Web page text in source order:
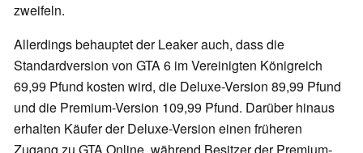
zweifeln.
Allerdings behauptet der Leaker auch, dass die
Standardversion von GTA 6 im Vereinigten Königreich
69,99 Pfund kosten wird, die Deluxe-Version 89,99 Pfund
und die Premium-Version 109,99 Pfund. Darüber hinaus
erhalten Käufer der Deluxe-Version einen früheren